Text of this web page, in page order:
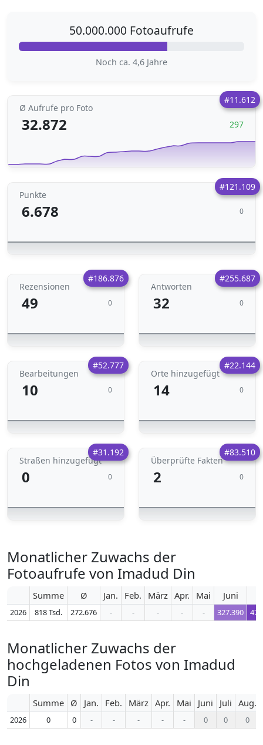
50.000.000 Fotoaufrufe
Noch ca. 4,6 Jahre
#11.612
Ø Aufrufe pro Foto
32.872 297
#121.109
Punkte
6.678 0
#186.876
Rezensionen
49 0
#255.687
Antworten
32 0
#52.777
Bearbeitungen
10 0
#22.144
Orte hinzugefügt
14 0
#31.192
Straßen hinzugefügt
0 0
#83.510
Überprüfte Fakten
2 0
Monatlicher Zuwachs der
Fotoaufrufe von Imadud Din
Summe Ø Jan. Feb. März Apr. Mai Juni
2026 818 Tsd. 272.676 - - - - - 327.390
Monatlicher Zuwachs der
hochgeladenen Fotos von Imadud
Din
Summe Ø Jan. Feb. März Apr. Mai Juni Juli Aug.
2026 0 0 - - - - - 0 0 0